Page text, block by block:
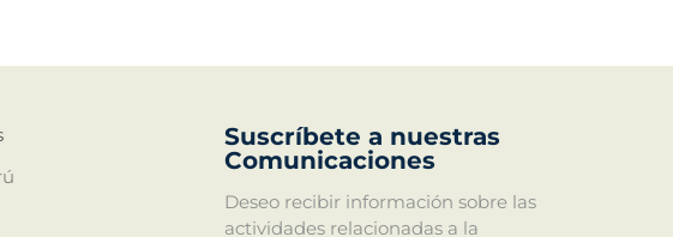
Suscríbete a nuestras
Comunicaciones
Deseo recibir información sobre las
actividades relacionadas a la